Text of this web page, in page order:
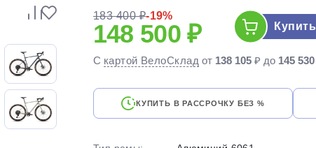
183 400 ₽-19%
148 500 ₽ Купить
С картой ВелоСклад от 138 105 ₽ до 145 530
КУПИТЬ В РАССРОЧКУ БЕЗ %
переплат